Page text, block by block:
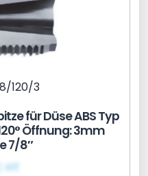
120/3
für Düse ABS Typ
Öffnung: 3mm
7/8″
HT